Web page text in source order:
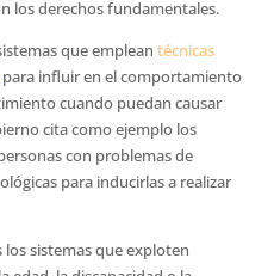
los derechos fundamentales.
que emplean técnicas
influir en el comportamiento
cuando puedan causar
cita como ejemplo los
con problemas de
para inducirlas a realizar
sistemas que exploten